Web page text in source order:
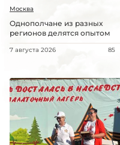
Москва
Однополчане из разных
регионов делятся опытом
7 августа 2026 85